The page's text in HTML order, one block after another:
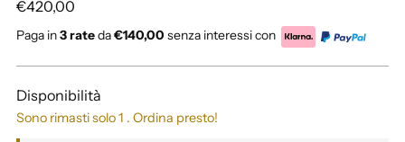
Prezzo
di
€420,00
Paga in3 rateda€140,00 senza interessi con
Disponibilità
Sono rimasti solo 1 . Ordina presto!